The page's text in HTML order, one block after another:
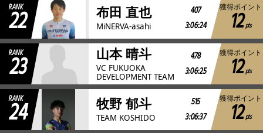
RANK
22 布田 直也
MiNERVA-asahi
407
3:06:24
獲得ポイント
12pts
RANK
23 山本 晴斗
VC FUKUOKA
DEVELOPMENT TEAM
478
3:06:25
獲得ポイント
12pts
RANK
24 牧野 郁斗
TEAM KOSHIDO
515
3:06:37
獲得ポイント
12pts